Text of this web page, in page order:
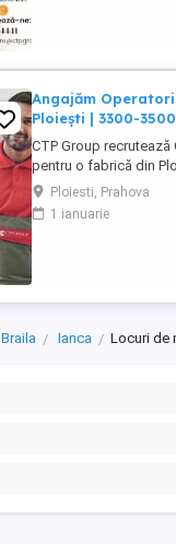
Angajăm
Ploiești | 3300-
CTP Group
pentru o fabrică din
intre 3300 3500 lei -
lei luna (38 lei zi) -
decont transport -Ore
Ploiesti, Prahova
1 ianuarie
Braila Ianca Locuri de